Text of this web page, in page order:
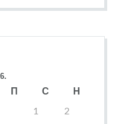
П С
Н
1
2